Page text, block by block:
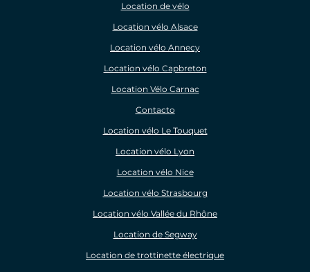
Location de vélo
Location vélo Alsace
Location vélo Annecy
Location vélo Capbreton
Location Vélo Carnac
Contacto
Location vélo Le Touquet
Location vélo Lyon
Location vélo Nice
Location vélo Strasbourg
Location vélo Vallée du Rhône
Location de Segway
Location de trottinette électrique